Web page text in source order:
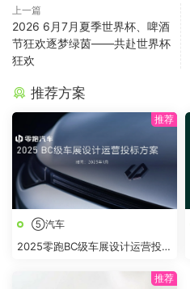
上一篇
2026 6月7月夏季世界杯、啤酒
节狂欢逐梦绿茵——共赴世界杯
狂欢
推荐方案
⑤汽车
2025零跑BC级车展设计运营投标